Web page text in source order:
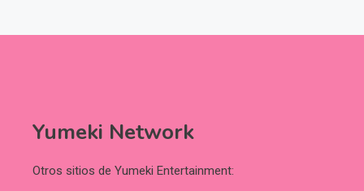
Yumeki Network
Otros sitios de Yumeki Entertainment: